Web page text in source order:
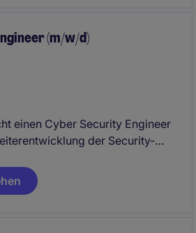
(m/w/d)
einen Cyber Security Engineer
der Security-
in die Softwareentwicklung
arbeiten Sie eng mit